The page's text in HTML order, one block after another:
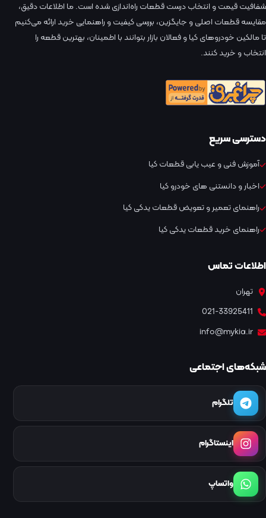
شفافیت قیمت و انتخاب درست قطعات راه‌اندازی شده است. ما اطلاعات دقیق،
مقایسه قطعات اصلی و جایگزین، بررسی کیفیت و راهنمایی خرید ارائه می‌کنیم
تا مالکین خودروهای کیا و فعالان بازار بتوانند با اطمینان، بهترین قطعه را
انتخاب و خرید کنند.
دسترسی سریع
آموزش فنی و عیب یابی قطعات کیا
اخبار و دانستنی های خودرو کیا
راهنمای تعمیر و تعویض قطعات یدکی کیا
راهنمای خرید قطعات یدکی کیا
اطلاعات تماس
تهران
021-33925411
info@mykia.ir
شبکه‌های اجتماعی
تلگرام
اینستاگرام
واتساپ